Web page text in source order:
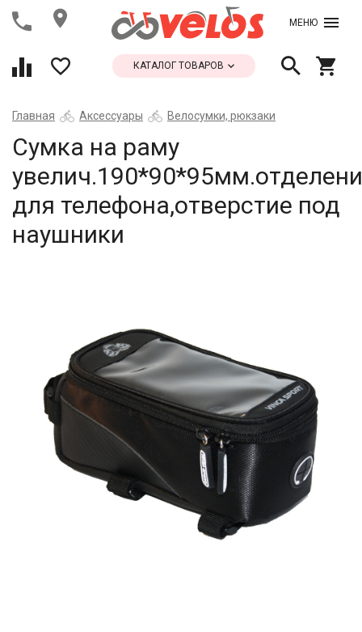
МЕНЮ
КАТАЛОГ ТОВАРОВ
Главная Аксессуары Велосумки, рюкзаки
Сумка на раму
для телефона,отверстие под
наушники